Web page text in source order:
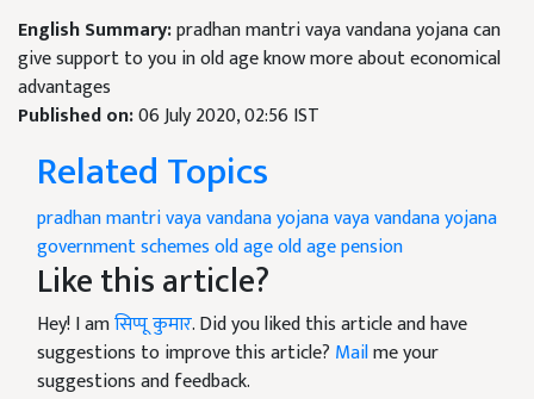
English Summary:pradhan mantri vaya vandana yojana can
give support to you in old age know more about economical
advantages
Published on:06 July 2020, 02:56 IST
Related Topics
pradhan mantri vaya vandana yojanavaya vandana yojana
government schemesold ageold age pension
Like this article?
Hey! I amसिप्पू कुमार. Did you liked this article and have
suggestions to improve this article? Mailme your
suggestions and feedback.